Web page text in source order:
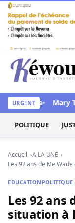
Aller au contenu
Kéwoulo, le
URGENT
chambre Mary
POLITIQUE
Accueil
A LA UNE
Les 92 ans de Me
EDUCATION POLITIQUE
Les 92 ans
situation à